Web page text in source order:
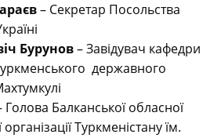
– Секретар Посольства
Бурунов– Завідувач кафедри
державного
Голова Балканської обласної
Туркменістану їм.